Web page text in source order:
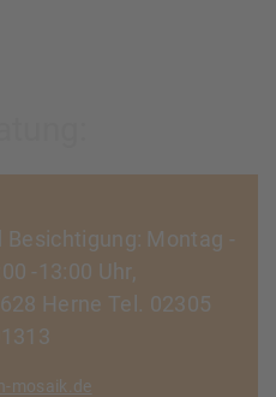
Besichtigung: Montag -
-13:00 Uhr,
Herne Tel. 02305
mosaik.de